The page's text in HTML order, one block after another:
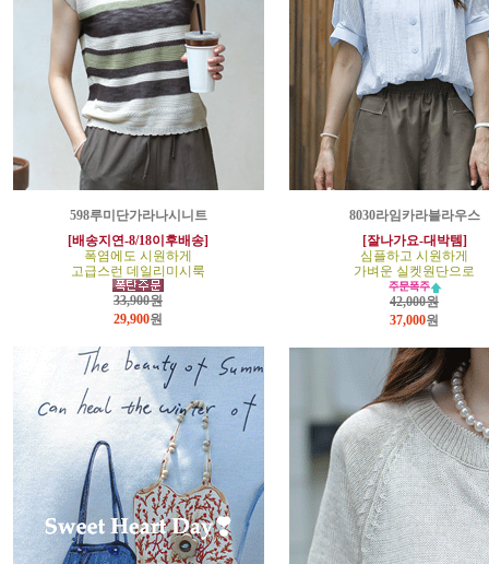
598루미단가라나시니트
[배송지연-8/18이후배송]
폭염에도 시원하게
고급스런 데일리미시룩
33,900원
29,900원
8030라임카라블라우스
[잘나가요-대박템]
심플하고 시원하게
가벼운 실켓원단으로
42,000원
37,000원